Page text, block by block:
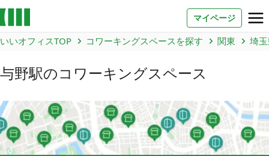
マイページ
よくあるご質問
法人での利用
いいオフィスTOP コワーキングスペースを探す 関東 埼
与野駅のコワーキングスペース